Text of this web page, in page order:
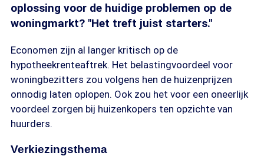
oplossing voor de huidige problemen op de
woningmarkt? "Het treft juist starters."
Economen zijn al langer kritisch op de
hypotheekrenteaftrek. Het belastingvoordeel voor
woningbezitters zou volgens hen de huizenprijzen
onnodig laten oplopen. Ook zou het voor een oneerlijk
voordeel zorgen bij huizenkopers ten opzichte van
huurders.
Verkiezingsthema